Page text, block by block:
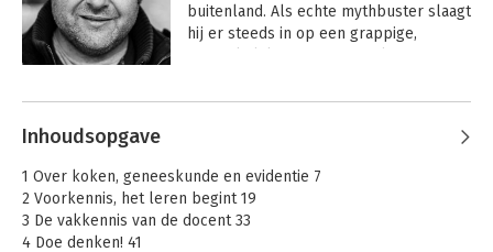
buitenland. Als echte mythbuster slaagt
hij er steeds in op een grappige,
slimmer dan meisjes'.
Andere boeken door Pedro De
Bruyckere
Inhoudsopgave
1 Over koken, geneeskunde en evidentie 7
2 Voorkennis, het leren begint 19
3 De vakkennis van de docent 33
4 Doe denken! 41